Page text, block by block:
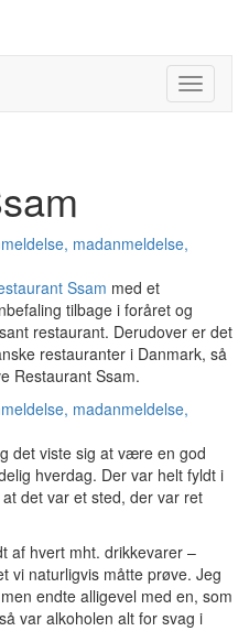
Toggle
Ssam med et
tilbage i foråret og
restaurant. Derudover er det
restauranter i Danmark, så
Restaurant Ssam.
det viste sig at være en god
hverdag. Der var helt fyldt i
det var et sted, der var ret
af hvert mht. drikkevarer –
vi naturligvis måtte prøve. Jeg
endte alligevel med en, som
var alkoholen alt for svag i